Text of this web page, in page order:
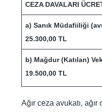
CEZA DAVALARI
a) Sanık Müdafiiliği
25.300,00 TL
b) Mağdur
19.500,00 TL
Ağır ceza avukatı,